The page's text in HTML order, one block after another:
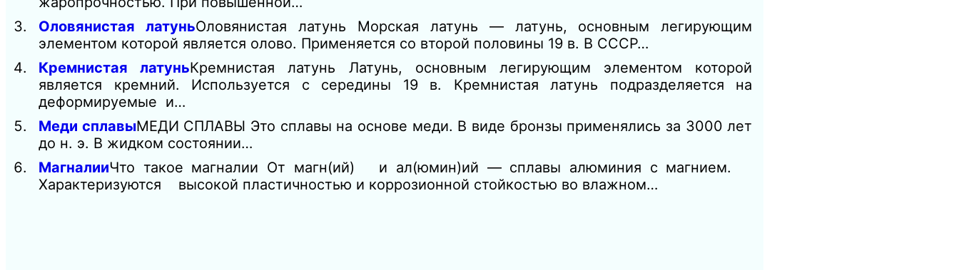
Оловянистая латуньОловянистая латунь Морская латунь — латунь, основным легирующим
элементом которой является олово. Применяется со второй половины 19 в. В СССР…
Кремнистая латуньКремнистая латунь Латунь, основным легирующим элементом которой
является кремний. Используется с середины 19 в. Кремнистая латунь подразделяется на
деформируемые и…
Меди сплавыМЕДИ СПЛАВЫ Это сплавы на основе меди. В виде бронзы применялись за 3000 лет
до н. э. В жидком состоянии…
МагналииЧто такое магналии От магн(ий) и ал(юмин)ий — сплавы алюминия с магнием.
Характеризуются высокой пластичностью и коррозионной стойкостью во влажном…